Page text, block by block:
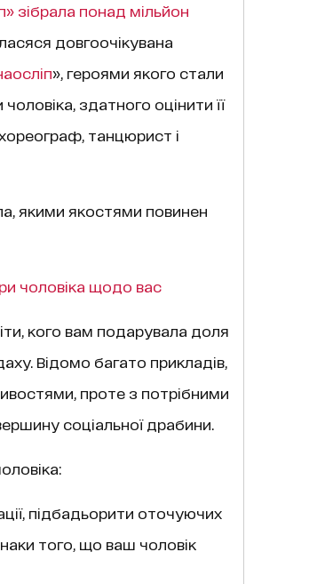
зібрала понад мільйон
довгоочікувана
», героями якого стали
здатного оцінити її
хореограф, танцюрист і
якими якостями повинен
чоловіка щодо вас
кого вам подарувала доля
Відомо багато прикладів,
проте з потрібними
соціальної драбини.
підбадьорити оточуючих
того, що ваш чоловік